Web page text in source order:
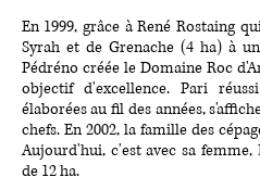
En 1999, grâce à René Rostaing
Syrah et de Grenache (4 ha) à
Pédréno créée le Domaine Roc
objectif d'excellence. Pari
élaborées au fil des années,
chefs. En 2002, la famille des
Aujourd'hui, c'est avec sa
de 12 ha.